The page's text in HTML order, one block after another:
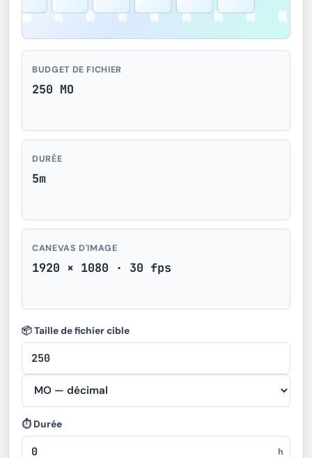
BUDGET DE FICHIER
250 MO
DURÉE
5m
CANEVAS D'IMAGE
1920 × 1080 · 30 fps
📦 Taille de fichier cible
⏱ Durée
h